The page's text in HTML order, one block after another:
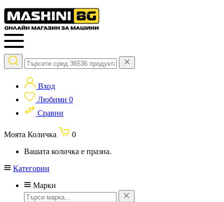
Вход
Любими 0
Сравни
Моята Количка
0
Вашата количка е празна.
Категории
Марки